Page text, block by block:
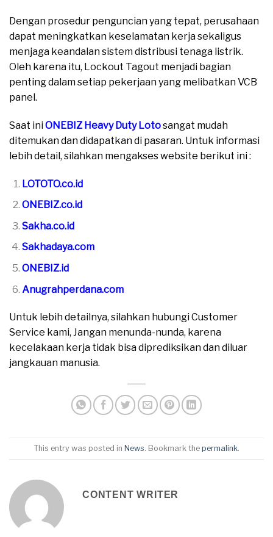
Dengan prosedur penguncian yang tepat, perusahaan
dapat meningkatkan keselamatan kerja sekaligus
menjaga keandalan sistem distribusi tenaga listrik.
Oleh karena itu, Lockout Tagout menjadi bagian
penting dalam setiap pekerjaan yang melibatkan VCB
panel.
Saat iniONEBIZ Heavy Duty Lotosangat mudah
ditemukan dan didapatkan di pasaran. Untuk informasi
lebih detail, silahkan mengakses website berikut ini :
LOTOTO.co.id
ONEBIZ.co.id
Sakha.co.id
Sakhadaya.com
ONEBIZ.id
Anugrahperdana.com
Untuk lebih detailnya, silahkan hubungi Customer
Service kami, Jangan menunda-nunda, karena
kecelakaan kerja tidak bisa diprediksikan dan diluar
jangkauan manusia.
This entry was posted in News . Bookmark the permalink
CONTENT WRITER